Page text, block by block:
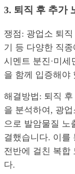
3. 퇴직 후 추가
쟁점: 광업소 퇴
기 등 다양한 직
시멘트 분진·미
을 함께 입증해야
해결방법: 퇴직
을 분석하여, 광
으로 발암물질 노
결했습니다. 이를
전반에 걸친 복합
다.